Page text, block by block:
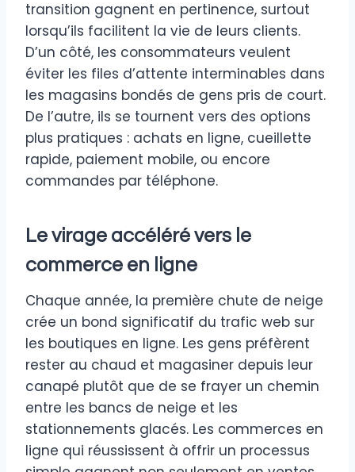
transition gagnent en pertinence, surtout
lorsqu’ils facilitent la vie de leurs clients.
D’un côté, les consommateurs veulent
éviter les files d’attente interminables dans
les magasins bondés de gens pris de court.
De l’autre, ils se tournent vers des options
plus pratiques : achats en ligne, cueillette
rapide, paiement mobile, ou encore
commandes par téléphone.
Le virage accéléré vers le
commerce en ligne
Chaque année, la première chute de neige
crée un bond significatif du trafic web sur
les boutiques en ligne. Les gens préfèrent
rester au chaud et magasiner depuis leur
canapé plutôt que de se frayer un chemin
entre les bancs de neige et les
stationnements glacés. Les commerces en
ligne qui réussissent à offrir un processus